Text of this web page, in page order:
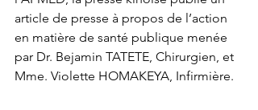
article de presse à propos de l’action
en matière de santé publique menée
par Dr. Bejamin TATETE, Chirurgien, et
Mme. Violette HOMAKEYA, Infirmière.